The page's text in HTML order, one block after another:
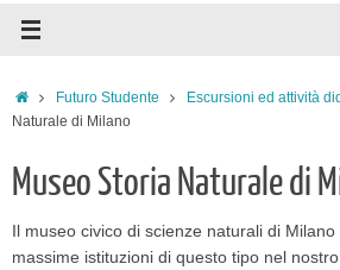
HomeFuturo Studente Escursioni ed attività
Naturale di Milano
Museo Storia Naturale di
Il museo civico di scienze naturali di
massime istituzioni di questo tipo nel